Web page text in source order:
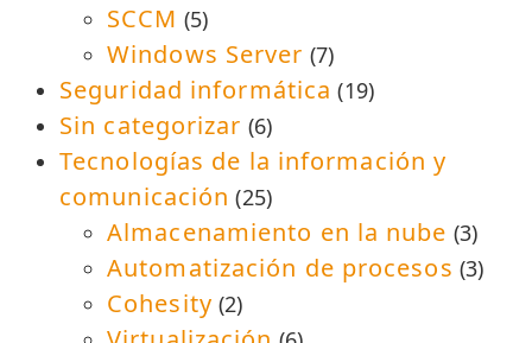
SCCM (5)
Windows Server (7)
Seguridad informática (19)
Sin categorizar (6)
Tecnologías de la información y
comunicación (25)
Almacenamiento en la nube (3)
Automatización de procesos (3)
Cohesity (2)